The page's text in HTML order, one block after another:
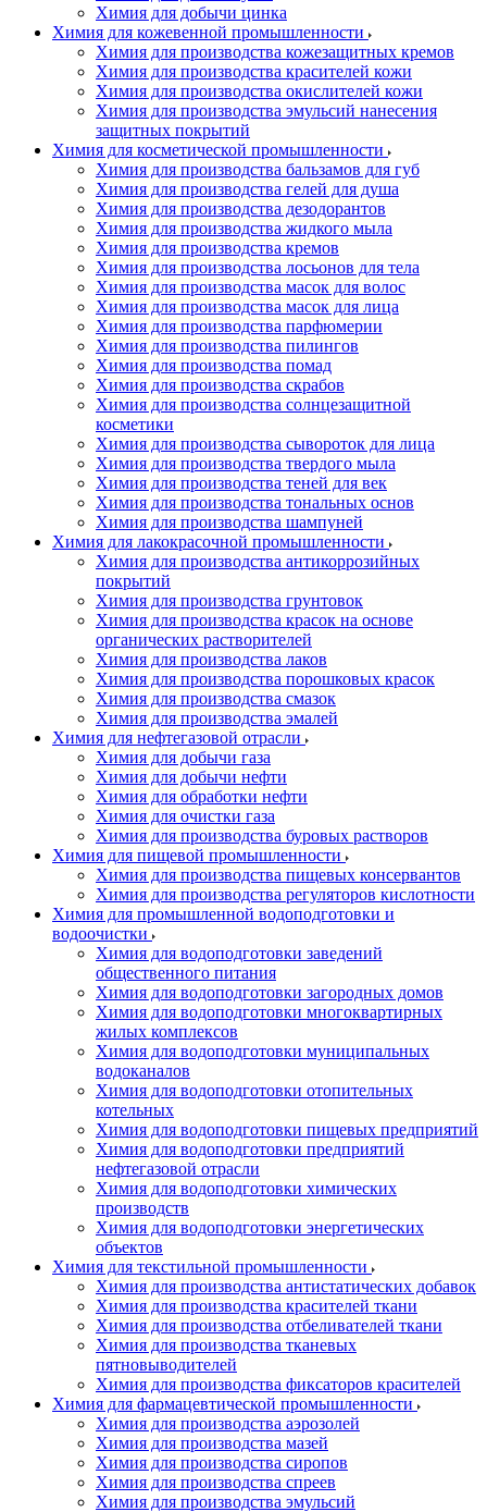
Химия для добычи цинка
Химия для кожевенной промышленности
Химия для производства кожезащитных кремов
Химия для производства красителей кожи
Химия для производства окислителей кожи
Химия для производства эмульсий нанесения
защитных покрытий
Химия для косметической промышленности
Химия для производства бальзамов для губ
Химия для производства гелей для душа
Химия для производства дезодорантов
Химия для производства жидкого мыла
Химия для производства кремов
Химия для производства лосьонов для тела
Химия для производства масок для волос
Химия для производства масок для лица
Химия для производства парфюмерии
Химия для производства пилингов
Химия для производства помад
Химия для производства скрабов
Химия для производства солнцезащитной
косметики
Химия для производства сывороток для лица
Химия для производства твердого мыла
Химия для производства теней для век
Химия для производства тональных основ
Химия для производства шампуней
Химия для лакокрасочной промышленности
Химия для производства антикоррозийных
покрытий
Химия для производства грунтовок
Химия для производства красок на основе
органических растворителей
Химия для производства лаков
Химия для производства порошковых красок
Химия для производства смазок
Химия для производства эмалей
Химия для нефтегазовой отрасли
Химия для добычи газа
Химия для добычи нефти
Химия для обработки нефти
Химия для очистки газа
Химия для производства буровых растворов
Химия для пищевой промышленности
Химия для производства пищевых консервантов
Химия для производства регуляторов кислотности
Химия для промышленной водоподготовки и
водоочистки
Химия для водоподготовки заведений
общественного питания
Химия для водоподготовки загородных домов
Химия для водоподготовки многоквартирных
жилых комплексов
Химия для водоподготовки муниципальных
водоканалов
Химия для водоподготовки отопительных
котельных
Химия для водоподготовки пищевых предприятий
Химия для водоподготовки предприятий
нефтегазовой отрасли
Химия для водоподготовки химических
производств
Химия для водоподготовки энергетических
объектов
Химия для текстильной промышленности
Химия для производства антистатических добавок
Химия для производства красителей ткани
Химия для производства отбеливателей ткани
Химия для производства тканевых
пятновыводителей
Химия для производства фиксаторов красителей
Химия для фармацевтической промышленности
Химия для производства аэрозолей
Химия для производства мазей
Химия для производства сиропов
Химия для производства спреев
Химия для производства эмульсий